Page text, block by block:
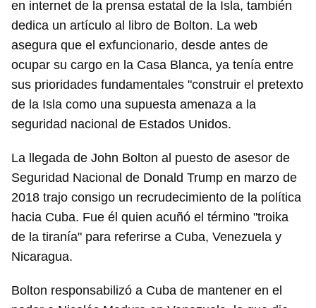
en internet de la prensa estatal de la Isla, también
dedica un artículo al libro de Bolton. La web
asegura que el exfuncionario, desde antes de
ocupar su cargo en la Casa Blanca, ya tenía entre
sus prioridades fundamentales "construir el pretexto
de la Isla como una supuesta amenaza a la
seguridad nacional de Estados Unidos.
La llegada de John Bolton al puesto de asesor de
Seguridad Nacional de Donald Trump en marzo de
2018 trajo consigo un recrudecimiento de la política
hacia Cuba. Fue él quien acuñó el término "troika
de la tiranía" para referirse a Cuba, Venezuela y
Nicaragua.
Bolton responsabilizó a Cuba de mantener en el